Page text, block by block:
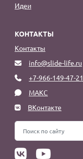
Идеи
КОНТАКТЫ
Контакты
info@slide-life.ru
+7-966-149-47-21
МАКС
ВКонтакте